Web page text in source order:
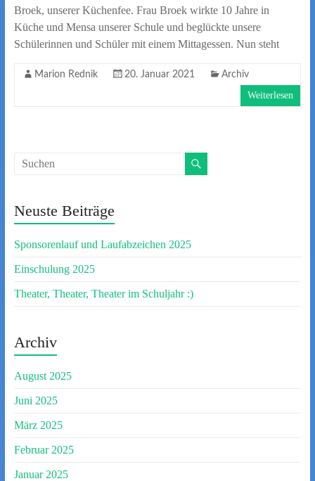
Broek, unserer Küchenfee. Frau Broek wirkte 10 Jahre in
Küche und Mensa unserer Schule und beglückte unsere
Schülerinnen und Schüler mit einem Mittagessen. Nun steht
Marion Rednik 20. Januar 2021 Archiv
Weiterlesen
Neuste Beiträge
Sponsorenlauf und Laufabzeichen 2025
Einschulung 2025
Theater, Theater, Theater im Schuljahr :)
Archiv
August 2025
Juni 2025
März 2025
Februar 2025
Januar 2025